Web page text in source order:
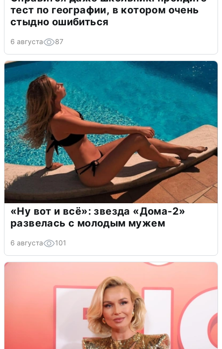
тест по географии, в котором очень
стыдно ошибиться
6 августа 87
«Ну вот и всё»: звезда «Дома-2»
развелась с молодым мужем
6 августа 101